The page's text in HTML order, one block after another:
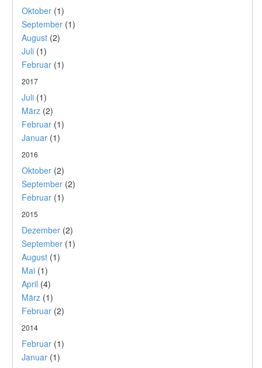
Oktober (1)
September (1)
August (2)
Juli (1)
Februar (1)
2017
Juli (1)
März (2)
Februar (1)
Januar (1)
2016
Oktober (2)
September (2)
Februar (1)
2015
Dezember (2)
September (1)
August (1)
Mai (1)
April (4)
März (1)
Februar (2)
2014
Februar (1)
Januar (1)